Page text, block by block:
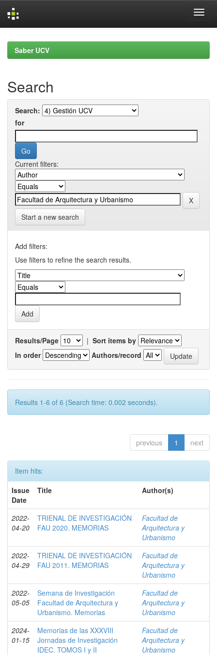
navigationSaber UCV
Search
Search:
for
Current filters:
Start a new search
Add filters:
Use filters to refine the search results.
Results/Page | Sort items by
In order
Authors/record
Results 1-6 of 6 (Search time: 0.002 seconds).
previous 1 next
Item hits:
Issue
Date
Title Author(s)
2022-
04-20
TRIENAL DE INVESTIGACIÓN
FAU 2020. MEMORIAS
Facultad de
Arquitectura y
Urbanismo
2022-
04-29
TRIENAL DE INVESTIGACIÓN
FAU 2011. MEMORIAS
Facultad de
Arquitectura y
Urbanismo
2022-
05-05
Semana de Investigación
Facultad de Arquitectura y
Urbanismo. Memorias
Facultad de
Arquitectura y
Urbanismo
2024-
01-15
Memorias de las XXXVIII
Jornadas de Investigación
IDEC. TOMOS I y II
Facultad de
Arquitectura y
Urbanismo